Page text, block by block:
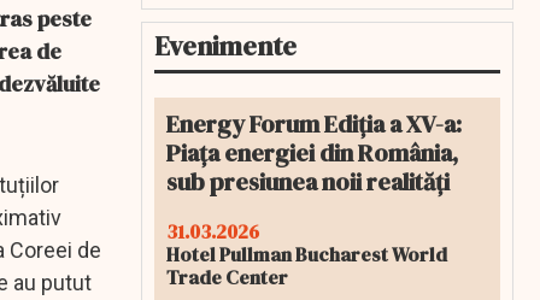
peste
de
Coreei de
au putut
Evenimente
Energy Forum Ediția a XV-a:
Piața energiei din România,
sub presiunea noii realități
31.03.2026
Hotel Pullman Bucharest World
Trade Center